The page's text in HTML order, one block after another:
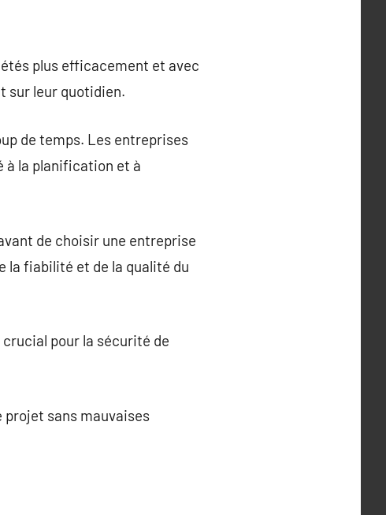
plus efficacement et avec
sur leur quotidien.
de temps. Les entreprises
à la planification et à
de choisir une entreprise
la fiabilité et de la qualité du
pour la sécurité de
sans mauvaises